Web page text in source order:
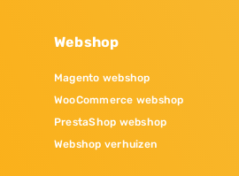
Webshop
Magento webshop
WooCommerce webshop
PrestaShop webshop
Webshop verhuizen